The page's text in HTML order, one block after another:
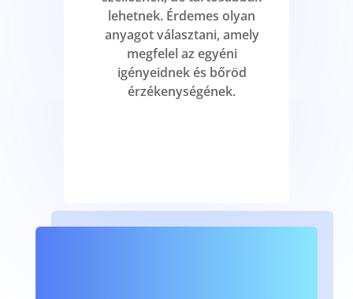
lehetnek. Érdemes olyan
anyagot választani, amely
megfelel az egyéni
igényeidnek és bőröd
érzékenységének.